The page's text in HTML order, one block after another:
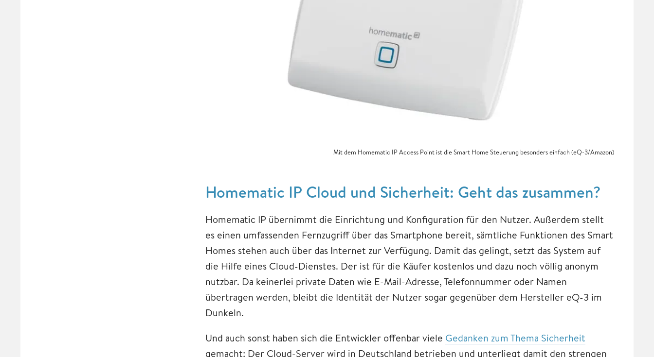
Mit dem Homematic IP Access Point ist die Smart Home Steuerung besonders einfach (eQ-3/Amazon)
Homematic IP Cloud und Sicherheit: Geht das zusammen?
Homematic IP übernimmt die Einrichtung und Konfiguration für den Nutzer. Außerdem stellt
es einen umfassenden Fernzugriff über das Smartphone bereit, sämtliche Funktionen des Smart
Homes stehen auch über das Internet zur Verfügung. Damit das gelingt, setzt das System auf
die Hilfe eines Cloud-Dienstes. Der ist für die Käufer kostenlos und dazu noch völlig anonym
nutzbar. Da keinerlei private Daten wie E-Mail-Adresse, Telefonnummer oder Namen
übertragen werden, bleibt die Identität der Nutzer sogar gegenüber dem Hersteller eQ-3 im
Dunkeln.
Und auch sonst haben sich die Entwickler offenbar viele Gedanken zum Thema Sicherheit
gemacht: Der Cloud-Server wird in Deutschland betrieben und unterliegt damit den strengen